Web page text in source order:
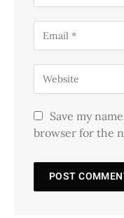
Save my
browser for the